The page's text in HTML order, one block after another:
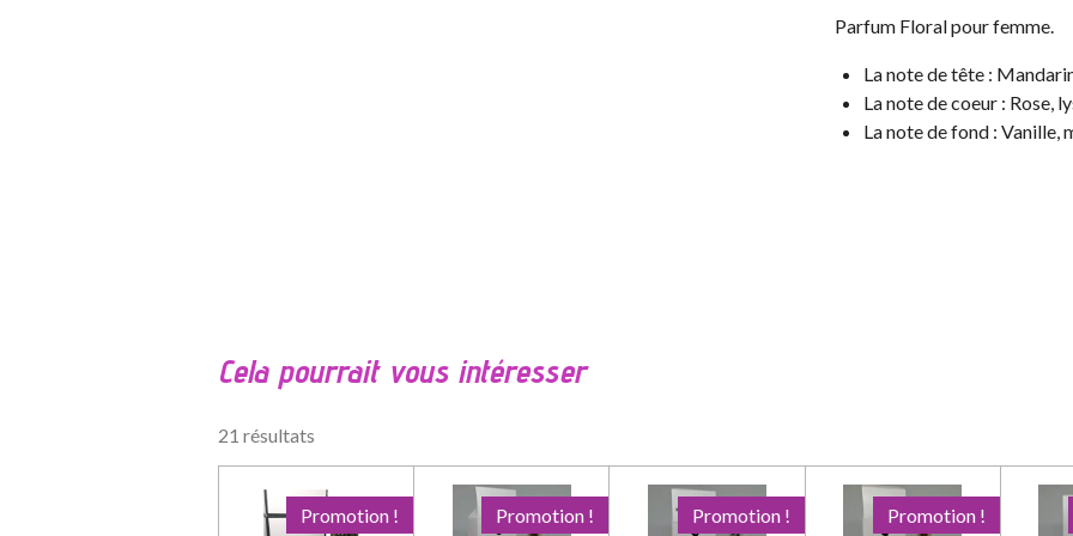
Parfum Floral pour femme.
La note de tête :
La note de coeur : Rose,
La note de fond : Vanille,
u
t
Cela pourrait vous intéresser
21 résultats
Promotion ! Promotion ! Promotion ! Promotion !